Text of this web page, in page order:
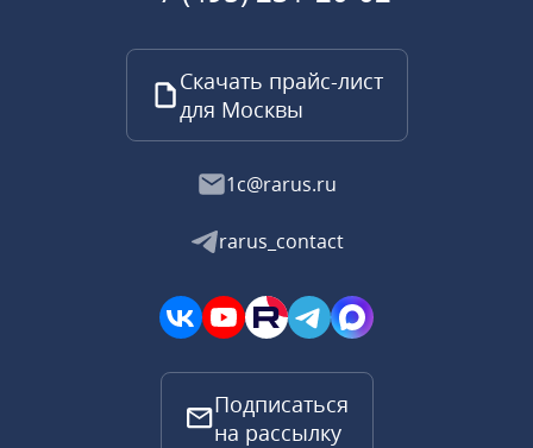
Скачать прайс-лист
для Москвы
1c@rarus.ru
rarus_contact
Подписаться
на рассылку